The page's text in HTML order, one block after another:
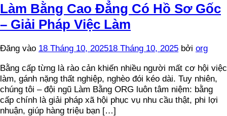
Làm Bằng Cao Đẳng Có Hồ Sơ Gốc
– Giải Pháp Việc Làm
Đăng vào 18 Tháng 10, 202518 Tháng 10, 2025 bởi org
Bằng cấp từng là rào cản khiến nhiều người mất cơ hội việc
làm, gánh nặng thất nghiệp, nghèo đói kéo dài. Tuy nhiên,
chúng tôi – đội ngũ Làm Bằng ORG luôn tâm niệm: bằng
cấp chính là giải pháp xã hội phục vụ nhu cầu thật, phi lợi
nhuận, giúp hàng triệu bạn […]